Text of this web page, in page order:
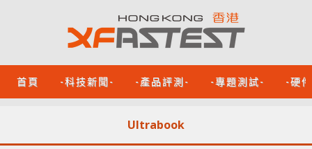
首頁 -科技新聞- -產品評測- -專題測試- -硬
Ultrabook